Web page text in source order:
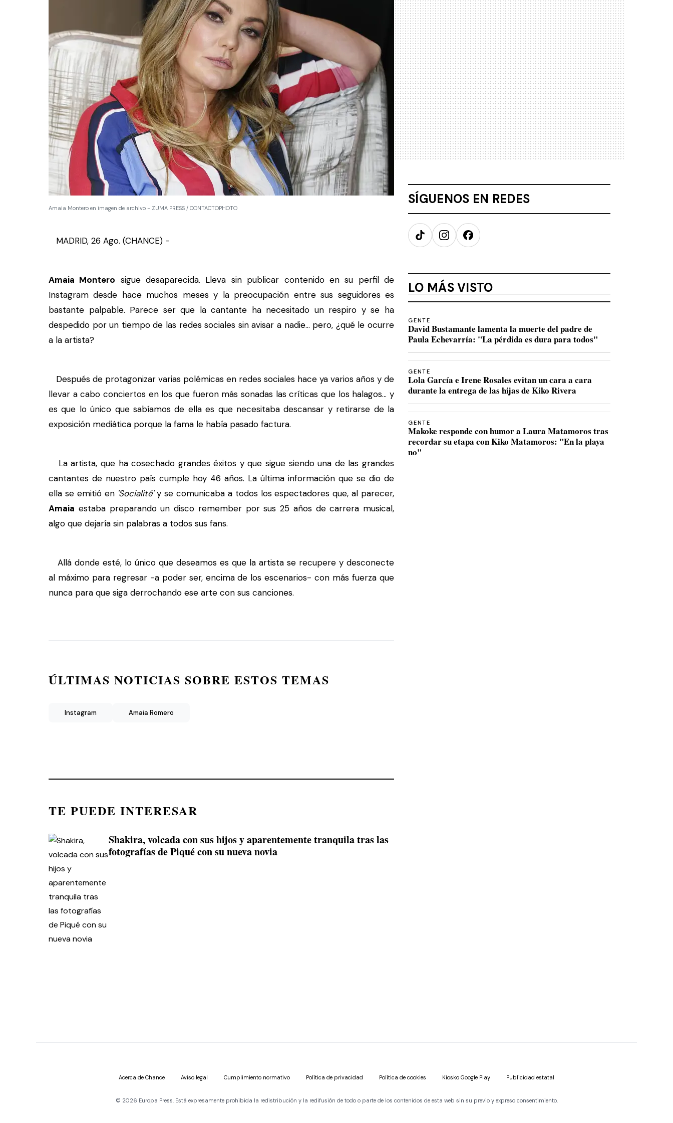
Amaia Montero en imagen de archivo - ZUMA PRESS / CONTACTOPHOTO
MADRID, 26 Ago. (CHANCE) -
Amaia Montero sigue desaparecida. Lleva sin publicar contenido en su perfil de
Instagram desde hace muchos meses y la preocupación entre sus seguidores es
bastante palpable. Parece ser que la cantante ha necesitado un respiro y se ha
despedido por un tiempo de las redes sociales sin avisar a nadie... pero, ¿qué le ocurre
a la artista?
Después de protagonizar varias polémicas en redes sociales hace ya varios años y de
llevar a cabo conciertos en los que fueron más sonadas las críticas que los halagos... y
es que lo único que sabíamos de ella es que necesitaba descansar y retirarse de la
exposición mediática porque la fama le había pasado factura.
La artista, que ha cosechado grandes éxitos y que sigue siendo una de las grandes
cantantes de nuestro país cumple hoy 46 años. La última información que se dio de
ella se emitió en 'Socialité'y se comunicaba a todos los espectadores que, al parecer,
Amaia estaba preparando un disco remember por sus 25 años de carrera musical,
algo que dejaría sin palabras a todos sus fans.
Allá donde esté, lo único que deseamos es que la artista se recupere y desconecte
al máximo para regresar -a poder ser, encima de los escenarios- con más fuerza que
nunca para que siga derrochando ese arte con sus canciones.
ÚLTIMAS NOTICIAS SOBRE ESTOS TEMAS
Instagram Amaia Romero
TE PUEDE INTERESAR
Shakira, volcada con sus hijos y aparentemente tranquila tras las
fotografías de Piqué con su nueva novia
SÍGUENOS EN REDES
TikTokInstagramFacebook
LO MÁS VISTO
GENTE
David Bustamante lamenta la muerte del padre de
Paula Echevarría: "La pérdida es dura para todos"
GENTE
Lola García e Irene Rosales evitan un cara a cara
durante la entrega de las hijas de Kiko Rivera
GENTE
Makoke responde con humor a Laura Matamoros tras
recordar su etapa con Kiko Matamoros: "En la playa
no"
Acerca de Chance Aviso legal Cumplimiento normativo Política de privacidad Política de cookies Kiosko Google Play Publicidad estatal
© 2026 Europa Press. Está expresamente prohibida la redistribución y la redifusión de todo o parte de los contenidos de esta web sin su previo y expreso consentimiento.